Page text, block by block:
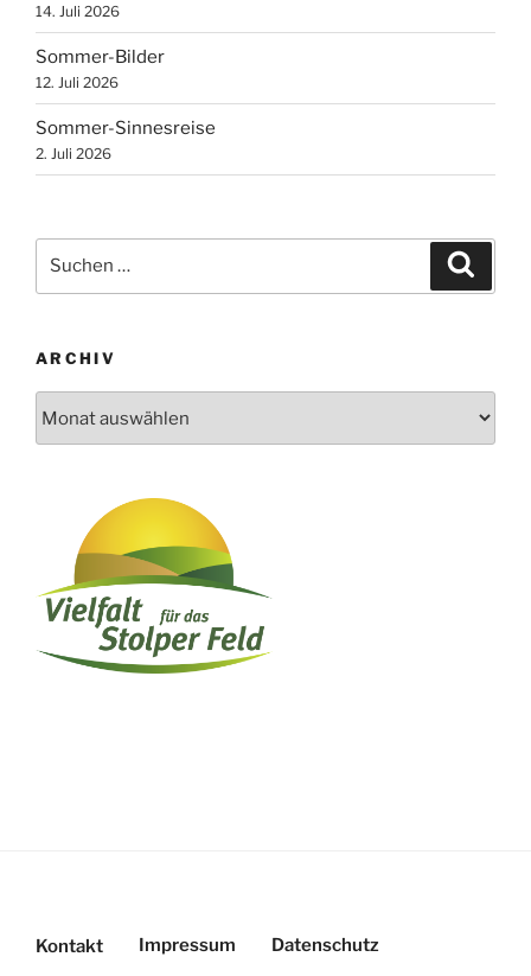
14. Juli 2026
Sommer-Bilder
12. Juli 2026
Sommer-Sinnesreise
2. Juli 2026
nach:
ARCHIV
Kontakt Impressum Datenschutz